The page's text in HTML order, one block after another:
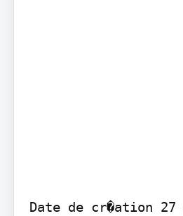
Date de cr�ation 27